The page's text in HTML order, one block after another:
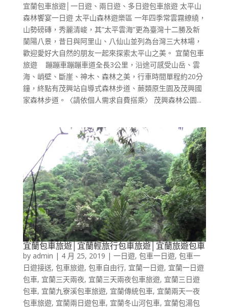
宜蘭包車旅遊│一日遊、兩日遊、多日遊包車旅遊 太平山
森林饗宴一日遊 太平山森林遊樂區 一年四季常雲霧繚繞，
山勢磅磚，秀麗清峻，其”太平雲海”更為臺灣十二勝及新
蘭陽八景，昔日與阿里山、八仙山並列為台灣三大林場，
歡迎愛好大自然的朋友一起來探索太平山之美。 宜蘭包車
旅遊 蹦蹦車蹦蹦車道全長3公里，沿途可感受山岳、雲
海、峭壁、斷崖、神木、森林之美，行車時間單程約20分
鐘，終點有茂興站自導式森林步道、蕨類原生園及茂興國
家森林步道。〈請依個人需求自費搭乘〉 茂興森林公園...
宜蘭包車旅遊│宜蘭輕旅行包車旅遊│宜蘭旅遊包車
by admin | 4 月 25, 2019 | 一日遊, 包車一日遊, 包車一
日遊接送, 包車旅遊, 包車自由行, 宜蘭一日遊, 宜蘭一日遊
包車, 宜蘭三天兩夜, 宜蘭三天兩夜包車旅遊, 宜蘭三日遊
包車, 宜蘭九寮溪包車旅遊, 宜蘭傳統包車, 宜蘭兩天一夜
包車旅遊, 宜蘭兩日遊包車, 宜蘭冬山河包車, 宜蘭包湯包